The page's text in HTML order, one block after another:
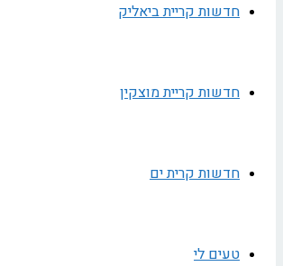
חדשות קריית ביאליק
חדשות קריית מוצקין
חדשות קרית ים
טעים לי